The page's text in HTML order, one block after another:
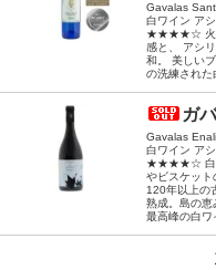
Gavalas
白ワイン ア
★★★★☆ 火山
感と、 アシ
和。 美しい
の洗練された
ガ
Gavalas
白ワイン ア
★★★★☆ 白桃
やビスケット
120年以上の
熟成。島の恵
最高峰の白ワ